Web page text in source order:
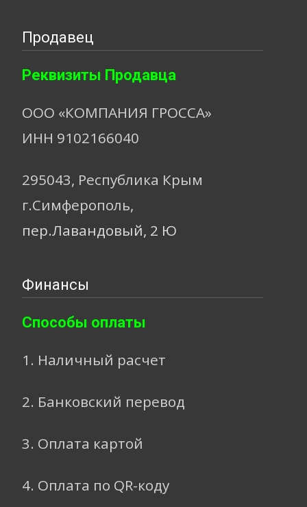
Продавец
Реквизиты Продавца
ООО «КОМПАНИЯ ГРОССА»
ИНН 9102166040
295043, Республика Крым
г.Симферополь,
пер.Лавандовый, 2 Ю
Финансы
Способы оплаты
1. Наличный расчет
2. Банковский перевод
3. Оплата картой
4. Оплата по QR-коду